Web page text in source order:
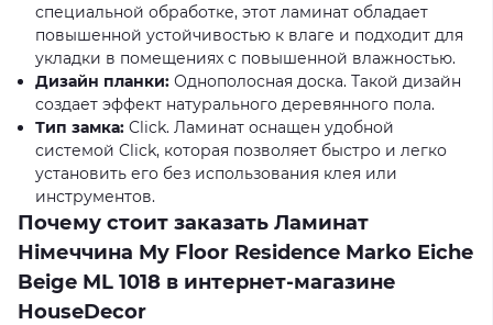
специальной обработке, этот ламинат обладает
повышенной устойчивостью к влаге и подходит для
укладки в помещениях с повышенной влажностью.
Дизайн планки: Однополосная доска. Такой дизайн
создает эффект натурального деревянного пола.
Тип замка: Click. Ламинат оснащен удобной
системой Click, которая позволяет быстро и легко
установить его без использования клея или
инструментов.
Почему стоит заказать Ламинат
Німеччина My Floor Residence Marko Eiche
Beige ML 1018 в интернет-магазине
HouseDecor